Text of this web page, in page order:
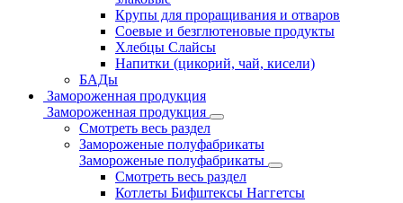
Крупы для проращивания и отваров
Соевые и безглютеновые продукты
Хлебцы Слайсы
Напитки (цикорий, чай, кисели)
БАДы
Замороженная продукция
Замороженная продукция
Смотреть весь раздел
Замороженые полуфабрикаты
Замороженые полуфабрикаты
Смотреть весь раздел
Котлеты Бифштексы Наггетсы